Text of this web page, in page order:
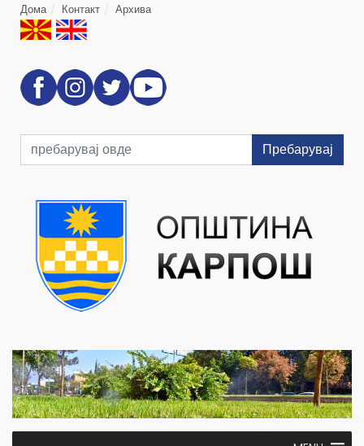
Дома Контакт Архива
Пребарувај